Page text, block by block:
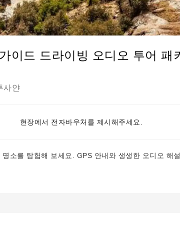
이드 드라이빙 오디오 투어 패
사얀
현장에서 전자바우처를 제시해주세요.
소를 탐험해 보세요. GPS 안내와 생생한 오디오 해